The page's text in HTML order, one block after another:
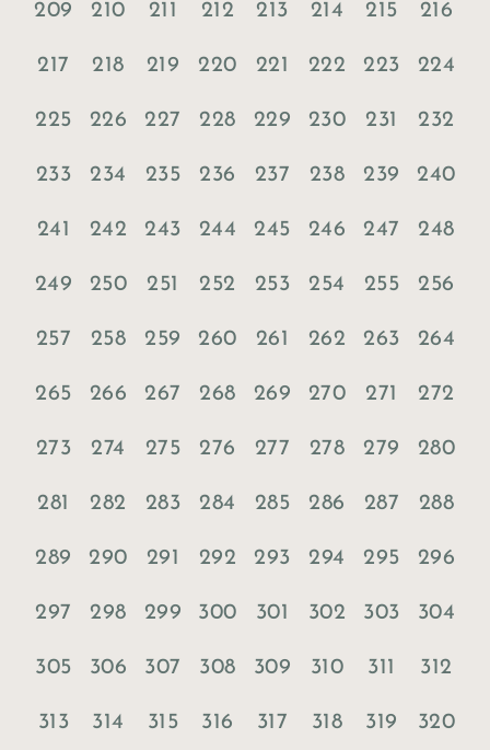
209 210 211 212 213 214 215 216
217 218 219 220 221 222 223 224
225 226 227 228 229 230 231 232
233 234 235 236 237 238 239 240
241 242 243 244 245 246 247 248
249 250 251 252 253 254 255 256
257 258 259 260 261 262 263 264
265 266 267 268 269 270 271 272
273 274 275 276 277 278 279 280
281 282 283 284 285 286 287 288
289 290 291 292 293 294 295 296
297 298 299 300 301 302 303 304
305 306 307 308 309 310 311 312
313 314 315 316 317 318 319 320